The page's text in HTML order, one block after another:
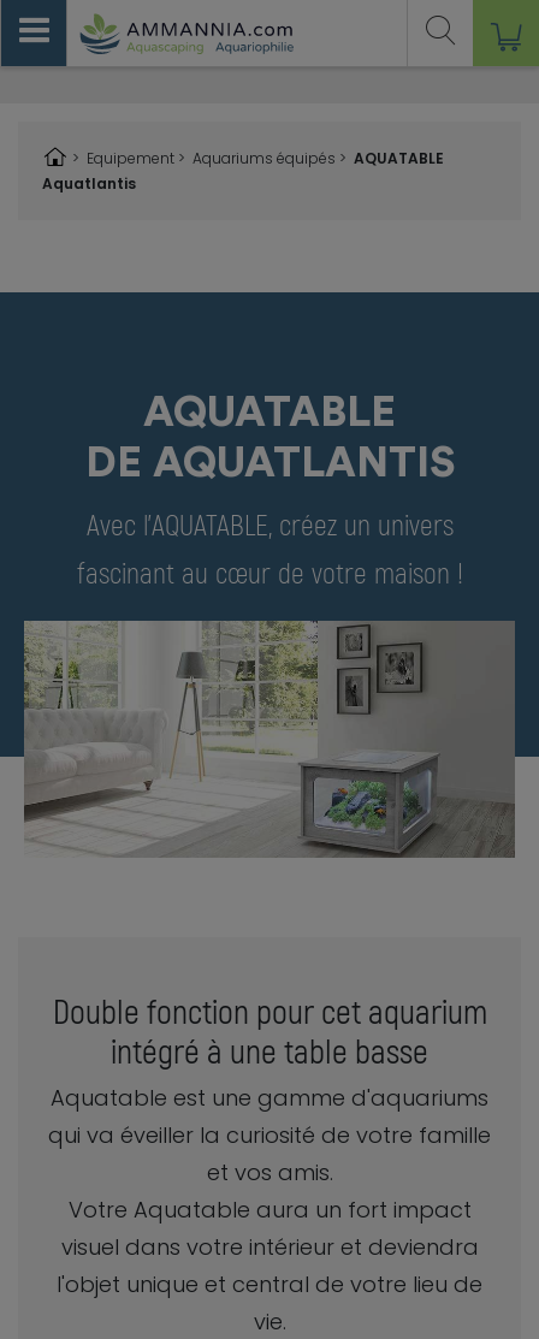
> Equipement > Aquariums équipés > AQUATABLE
Aquatlantis
AQUATABLE
DE AQUATLANTIS
Avec l'AQUATABLE, créez un univers
fascinant au cœur de votre maison !
Double fonction pour cet aquarium
intégré à une table basse
Aquatable est une gamme d'aquariums
qui va éveiller la curiosité de votre famille
et vos amis.
Votre Aquatable aura un fort impact
visuel dans votre intérieur et deviendra
l'objet unique et central de votre lieu de
vie.